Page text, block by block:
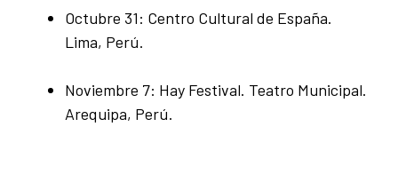
Octubre 31: Centro Cultural de España.
Lima, Perú.
Noviembre 7: Hay Festival. Teatro Municipal.
Arequipa, Perú.